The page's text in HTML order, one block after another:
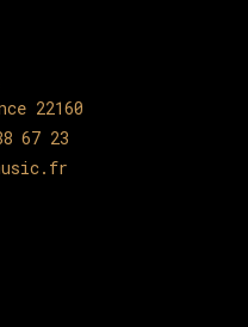
22160
67 23